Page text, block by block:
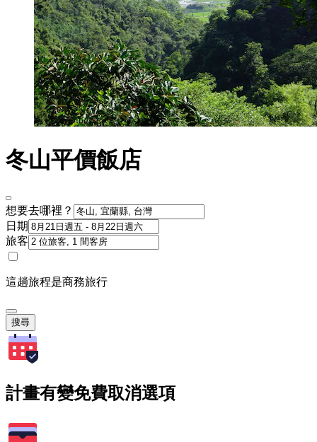
冬山平價飯店
想要去哪裡？
日期
旅客
這趟旅程是商務旅行
搜尋
計畫有變免費取消選項